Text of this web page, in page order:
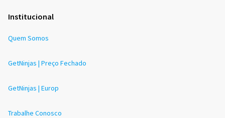
Institucional
Quem Somos
GetNinjas | Preço Fechado
GetNinjas | Europ
Trabalhe Conosco